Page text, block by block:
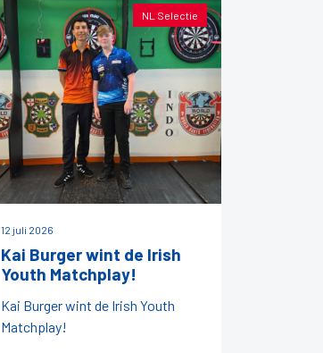
NL Selectie
12 juli 2026
Kai Burger wint de Irish
Youth Matchplay!
Kai Burger wint de Irish Youth
Matchplay!